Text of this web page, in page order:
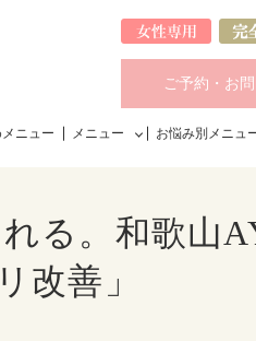
ニュー メニュー お悩み別メニュ
ご予約・お
る。和歌山
改善」